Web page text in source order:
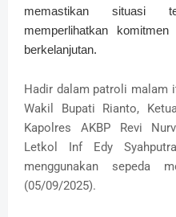
memastikan situasi
memperlihatkan
berkelanjutan.
Hadir dalam patroli malam
Wakil Bupati Rianto,
Kapolres AKBP Revi
Letkol Inf Edy
menggunakan sepeda
(05/09/2025).